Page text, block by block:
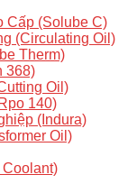
Cấp (Solube C)
(Circulating Oil)
Therm)
368)
Oil)
140)
(Indura)
Oil)